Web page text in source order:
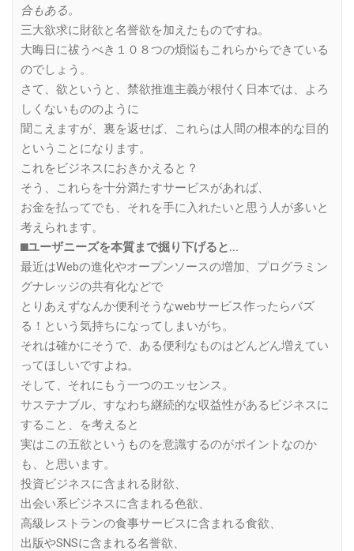
合もある。
三大欲求に財欲と名誉欲を加えたものですね。
大晦日に祓うべき１０８つの煩悩もこれらからできている
のでしょう。
さて、欲というと、禁欲推進主義が根付く日本では、よろ
しくないもののように
聞こえますが、裏を返せば、これらは人間の根本的な目的
ということになります。
これをビジネスにおきかえると？
そう、これらを十分満たすサービスがあれば、
お金を払ってでも、それを手に入れたいと思う人が多いと
考えられます。
⬛︎ユーザニーズを本質まで掘り下げると…
最近はWebの進化やオープンソースの増加、プログラミン
グナレッジの共有化などで
とりあえずなんか便利そうなwebサービス作ったらバズ
る！という気持ちになってしまいがち。
それは確かにそうで、ある便利なものはどんどん増えてい
ってほしいですよね。
そして、それにもう一つのエッセンス。
サステナブル、すなわち継続的な収益性があるビジネスに
すること、を考えると
実はこの五欲というものを意識するのがポイントなのか
も、と思います。
投資ビジネスに含まれる財欲、
出会い系ビジネスに含まれる色欲、
高級レストランの食事サービスに含まれる食欲、
出版やSNSに含まれる名誉欲、